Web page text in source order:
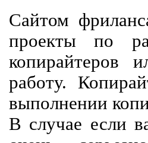
Сайтом
проекты по
копирайтеров
работу.
выполнении
В случае если